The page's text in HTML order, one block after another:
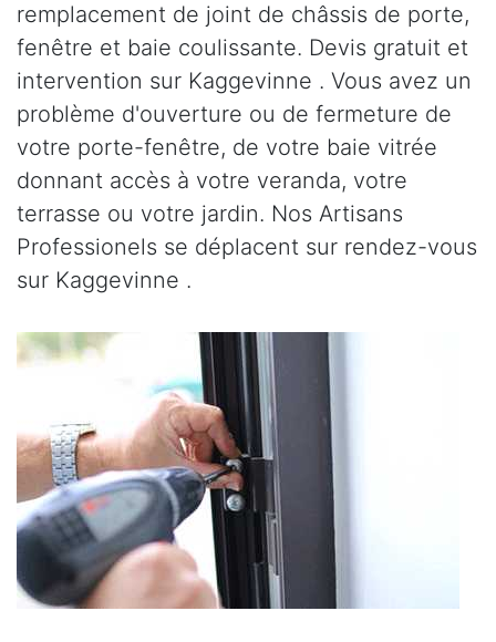
remplacement de joint de châssis de porte,
fenêtre et baie coulissante. Devis gratuit et
intervention sur Kaggevinne . Vous avez un
problème d'ouverture ou de fermeture de
votre porte-fenêtre, de votre baie vitrée
donnant accès à votre veranda, votre
terrasse ou votre jardin. Nos Artisans
Professionels se déplacent sur rendez-vous
sur Kaggevinne .